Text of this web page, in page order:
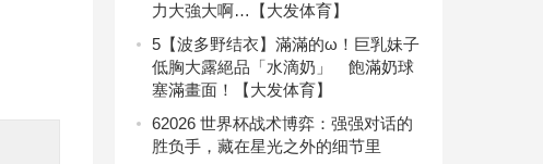
力大強大啊…【大发体育】
5 【波多野结衣】滿滿的ω！巨乳妹子
低胸大露絕品「水滴奶」 飽滿奶球
塞滿畫面！【大发体育】
62026 世界杯战术博弈：强强对话的
胜负手，藏在星光之外的细节里